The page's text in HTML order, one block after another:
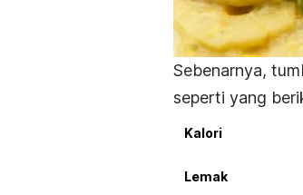
Sebenarnya,
seperti yang
Kalori
Lemak